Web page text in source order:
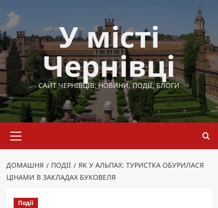
до
вмісту
У місті
Чернівці
САЙТ ЧЕРНІВЦІВ: НОВИНИ, ПОДІЇ, БЛОГИ
меню
ДОМАШНЯ ПОДІЇ
ЯК У АЛЬПАХ: ТУРИСТКА ОБУРИЛАСЯ
ЦІНАМИ В ЗАКЛАДАХ БУКОВЕЛЯ
Події